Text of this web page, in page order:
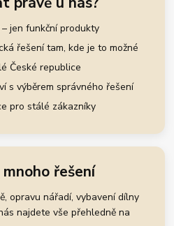
jen funkční produkty
řešení tam, kde je to možné
České republice
s výběrem správného řešení
pro stálé zákazníky
řešení
opravu nářadí, vybavení dílny
najdete vše přehledně na